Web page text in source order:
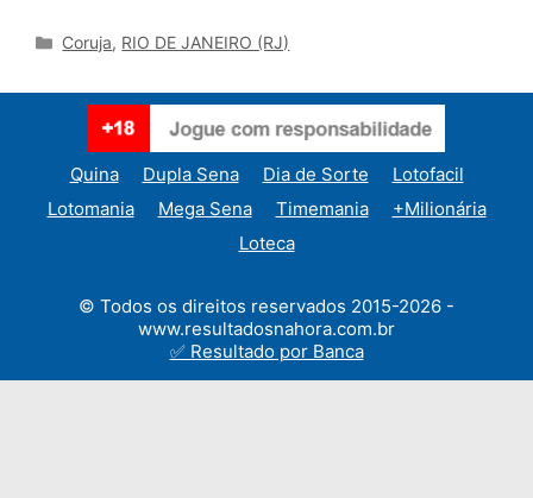
Categories
Coruja, RIO DE JANEIRO (RJ)
Quina Dupla Sena Dia de Sorte
Lotofacil
Lotomania
Mega Sena Timemania
+Milionária
Loteca
© Todos os direitos reservados 2015-2026 -
www.resultadosnahora.com.br
✅ Resultado por Banca